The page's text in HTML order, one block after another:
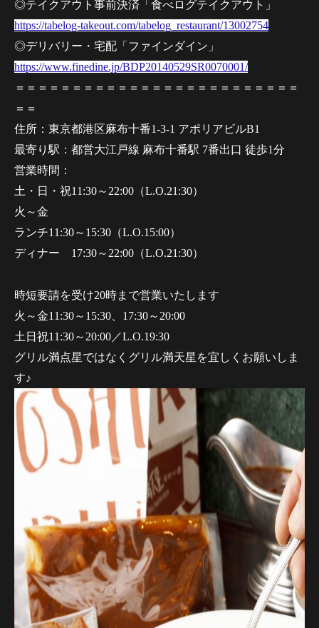
◎テイクアウト事前決済「食べログテイクアウト」
https://tabelog-takeout.com/tabelog_restaurant/13002754
◎デリバリー・宅配「ファインダイン」
https://www.finedine.jp/BDP20140529SR0070001/
＝＝＝＝＝＝＝＝＝＝＝＝＝＝＝＝＝＝＝＝＝＝＝＝＝
＝＝
住所：東京都港区麻布十番1-3-1 アポリアビルB1
最寄り駅：都営大江戸線 麻布十番駅 7番出口 徒歩1分
営業時間：
土・日・祝11:30～22:00（L.O.21:30）
火～金
ランチ11:30～15:30（L.O.15:00）
ディナー 17:30～22:00（L.O.21:30）
時短要請を受け20時まで営業いたします
火～金11:30～15:30、17:30～20:00
土日祝11:30～20:00／L.O.19:30
グリル満点星ではなくグリル満天星を宜しくお願いしま
す♪